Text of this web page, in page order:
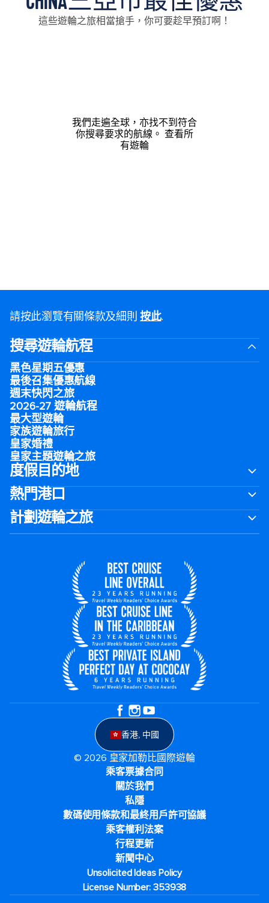
這些遊輪之旅相當搶手，你可要趁早預訂啊！
我們走遍全球，亦找不到符合
你搜尋要求的航線。 查看所
有遊輪
請按此瀏覽有關條款及細則按此.
搜尋遊輪航程
黑色星期五優惠
最後召集優惠航線
週末快閃之旅
2026-27 遊輪航程
最大型遊輪
家族遊輪旅行
皇家婚禮
皇家主題遊輪之旅
度假目的地
熱門港口
計劃遊輪之旅
香港, 中國
© 2026 皇家加勒比國際遊輪
乘客票據合同
關於我們
私隱
數碼使用條款和最終用戶許可協議
乘客權利法案
行程更新
新聞中心
Unsolicited Ideas Policy
License Number: 353938